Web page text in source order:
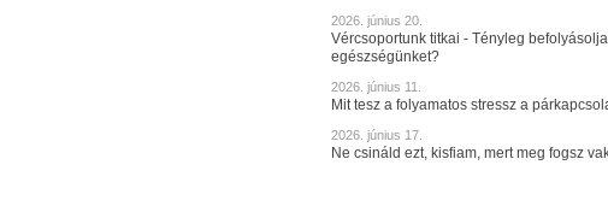
2026. június 20.
Vércsoportunk titkai - Tényleg
egészségünket?
2026. június 11.
Mit tesz a folyamatos stressz a
2026. június 17.
Ne csináld ezt, kisfiam, mert meg fogsz